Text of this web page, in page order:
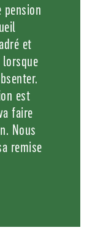
pension
et
est
faire
Nous
remise